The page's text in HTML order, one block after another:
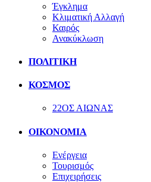
Έγκλημα
Κλιματική Αλλαγή
Καιρός
Ανακύκλωση
ΠΟΛΙΤΙΚΗ
ΚΟΣΜΟΣ
22ΟΣ ΑΙΩΝΑΣ
ΟΙΚΟΝΟΜΙΑ
Ενέργεια
Τουρισμός
Επιχειρήσεις